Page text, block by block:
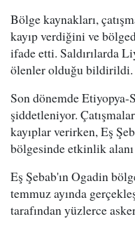
Bölge kaynakları,
kayıp verdiğini ve
ifade etti. Saldırılarda
ölenler olduğu bildirildi.
Son dönemde Etiyopya-
şiddetleniyor.
kayıplar verirken, Eş
bölgesinde etkinlik alanı
Eş Şebab'ın Ogadin
temmuz ayında
tarafından yüzlerce